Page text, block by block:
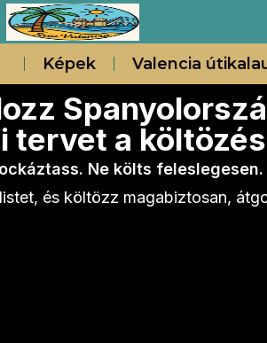
Képek Valencia
tervet a
Ne költs feleslegesen.
és költözz magabiztosan,